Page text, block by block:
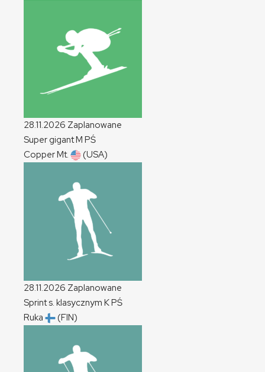
28.11.2026 Zaplanowane
Super gigantM PŚ
Copper Mt.
(USA)
28.11.2026 Zaplanowane
Sprint s. klasycznym KPŚ
Ruka
(FIN)